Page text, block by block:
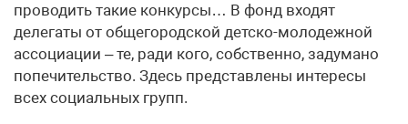
проводить такие конкурсы… В фонд входят
делегаты от общегородской детско-молодежной
ассоциации – те, ради кого, собственно, задумано
попечительство. Здесь представлены интересы
всех социальных групп.